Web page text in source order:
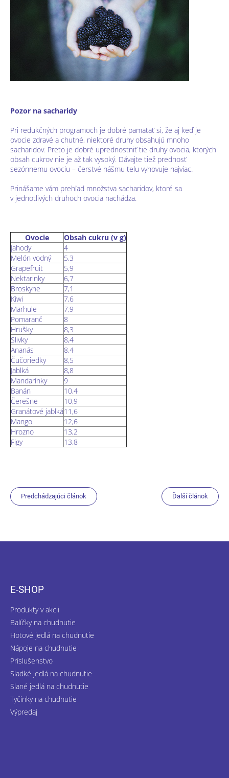
Pozor na sacharidy
Pri redukčných programoch je dobré pamätať si, že aj keď je
ovocie zdravé a chutné, niektoré druhy obsahujú mnoho
sacharidov. Preto je dobré uprednostniť tie druhy ovocia, ktorých
obsah cukrov nie je až tak vysoký. Dávajte tiež prednosť
sezónnemu ovociu – čerstvé nášmu telu vyhovuje najviac.
Prinášame vám prehľad množstva sacharidov, ktoré sa
v jednotlivých druhoch ovocia nachádza.
Ovocie
Obsah cukru (v g)
Jahody
4
Melón vodný
5,3
Grapefruit
5,9
Nektarinky
6,7
Broskyne
7,1
Kiwi
7,6
Marhule
7,9
Pomaranč
8
Hrušky
8,3
Slivky
8,4
Ananás
8,4
Čučoriedky
8,5
Jablká
8,8
Mandarínky
9
Banán
10,4
Čerešne
10,9
Granátové jablká11,6
Mango
12,6
Hrozno
13,2
Figy
13,8
Predchádzajúci článok Ďalší článok
E-SHOP
Produkty v akcii
Balíčky na chudnutie
Hotové jedlá na chudnutie
Nápoje na chudnutie
Príslušenstvo
Sladké jedlá na chudnutie
Slané jedlá na chudnutie
Tyčinky na chudnutie
Výpredaj